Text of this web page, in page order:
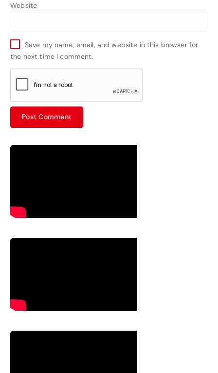
Website
Save my name, email, and website in this browser for
the next time I comment.